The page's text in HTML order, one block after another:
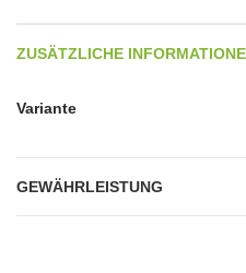
ZUSÄTZLICHE
Variante
GEWÄHRLEISTUNG